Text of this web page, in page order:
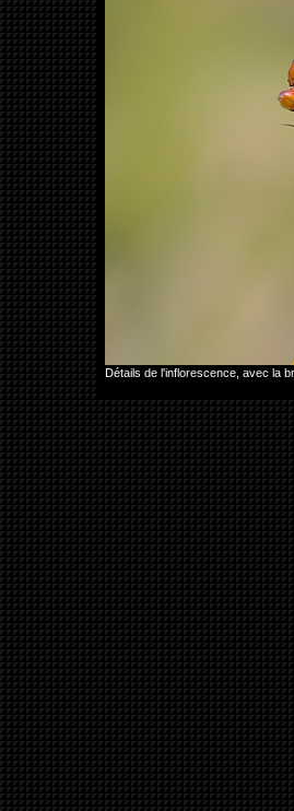
Détails de l'inflorescence, avec la